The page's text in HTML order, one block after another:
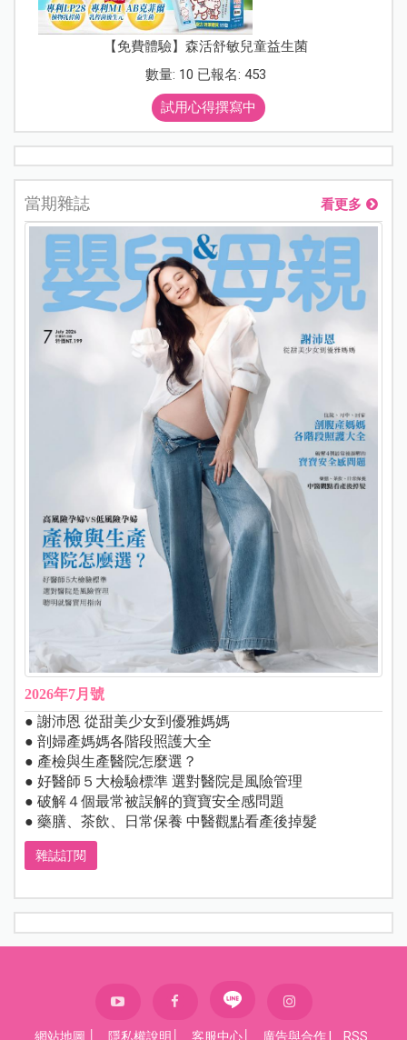
【免費體驗】森活舒敏兒童益生菌
數量: 10 已報名: 453
試用心得撰寫中
當期雜誌 看更多
2026年7月號
● 謝沛恩 從甜美少女到優雅媽媽
● 剖婦產媽媽各階段照護大全
● 產檢與生產醫院怎麼選？
● 好醫師５大檢驗標準 選對醫院是風險管理
● 破解４個最常被誤解的寶寶安全感問題
● 藥膳、茶飲、日常保養 中醫觀點看產後掉髮
雜誌訂閱
網站地圖 隱私權說明 客服中心 廣告與合作 RSS